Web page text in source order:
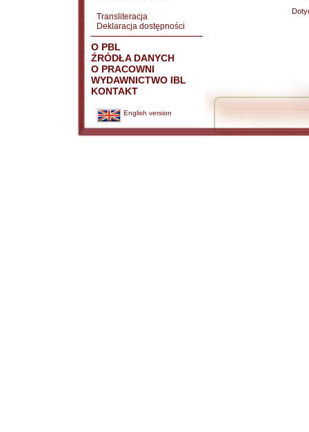
Transliteracja
Deklaracja dostępności
O PBL
ŹRÓDŁA DANYCH
O PRACOWNI
WYDAWNICTWO IBL
KONTAKT
English version